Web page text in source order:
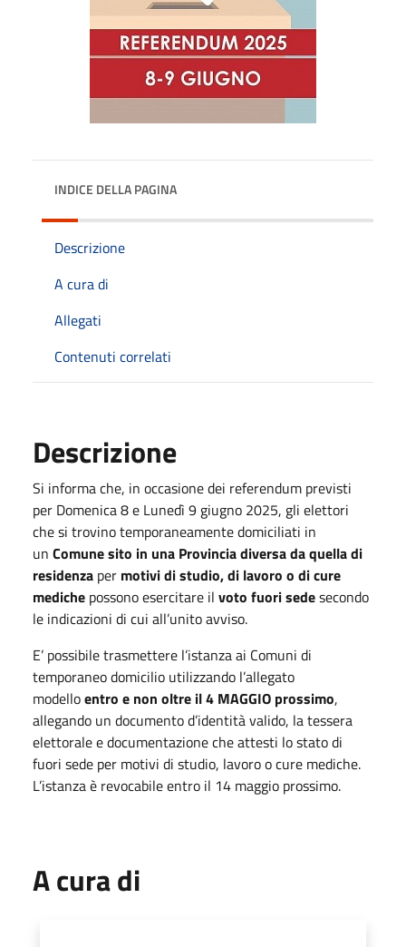
INDICE DELLA PAGINA
Descrizione
A cura di
Allegati
Contenuti correlati
Descrizione
Si informa che, in occasione dei referendum previsti
per Domenica 8 e Lunedì 9 giugno 2025, gli elettori
che si trovino temporaneamente domiciliati in
un Comune sito in una Provincia diversa da quella di
residenza per motivi di studio, di lavoro o di cure
mediche possono esercitare il voto fuori sedesecondo
le indicazioni di cui all’unito avviso.
E’ possibile trasmettere l’istanza ai Comuni di
temporaneo domicilio utilizzando l’allegato
modelloentro e non oltre il 4 MAGGIO prossimo,
allegando un documento d’identità valido, la tessera
elettorale e documentazione che attesti lo stato di
fuori sede per motivi di studio, lavoro o cure mediche.
L’istanza è revocabile entro il 14 maggio prossimo.
A cura di